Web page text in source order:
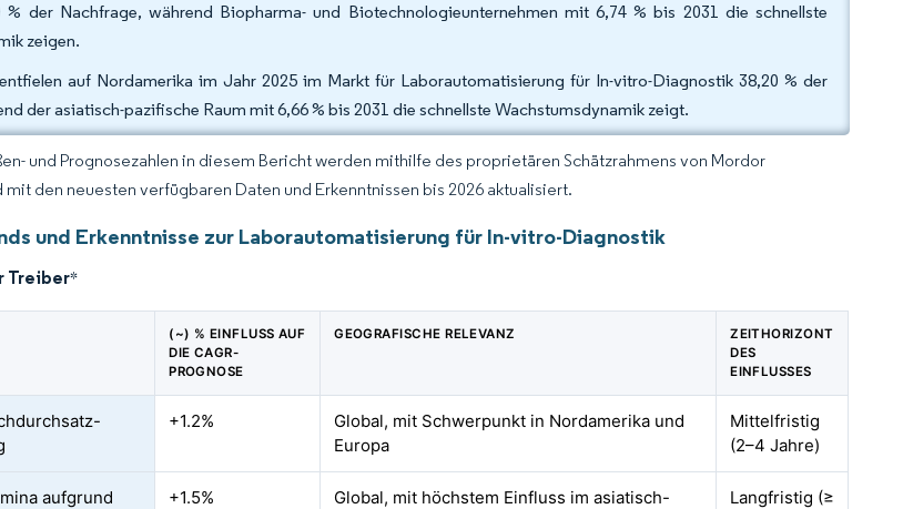
% der Nachfrage, während Biopharma- und Biotechnologieunternehmen mit 6,74 % bis 2031 die schnellste
zeigen.
auf Nordamerika im Jahr 2025 im Markt für Laborautomatisierung für In-vitro-Diagnostik 38,20 % der
der asiatisch-pazifische Raum mit 6,66 % bis 2031 die schnellste Wachstumsdynamik zeigt.
und Prognosezahlen in diesem Bericht werden mithilfe des proprietären Schätzrahmens von Mordor
den neuesten verfügbaren Daten und Erkenntnissen bis 2026 aktualisiert.
und Erkenntnisse zur Laborautomatisierung für In-vitro-Diagnostik
Treiber*
(~) % EINFLUSS AUF
DIE CAGR-
PROGNOSE
GEOGRAFISCHE RELEVANZ
ZEITHORIZONT
DES
EINFLUSSES
+1.2%
Global, mit Schwerpunkt in Nordamerika und
Europa
Mittelfristig
(2–4 Jahre)
aufgrund
+1.5%
Global, mit höchstem Einfluss im asiatisch-
Langfristig (≥